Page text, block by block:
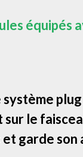
équipés
le
garde